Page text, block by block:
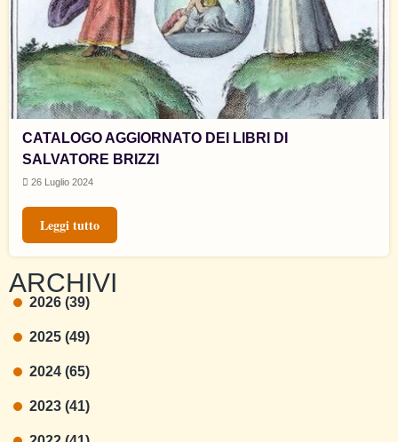
CATALOGO AGGIORNATO DEI LIBRI DI
SALVATORE BRIZZI
26 Luglio 2024
Leggi tutto
ARCHIVI
2026 (39)
2025 (49)
2024 (65)
2023 (41)